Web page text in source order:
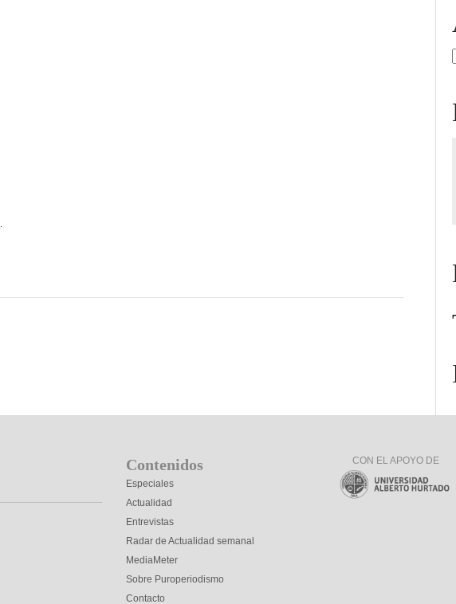
Contenidos
Especiales
Actualidad
Entrevistas
Radar de Actualidad semanal
MediaMeter
Sobre Puroperiodismo
Contacto
CON EL APOYO DE